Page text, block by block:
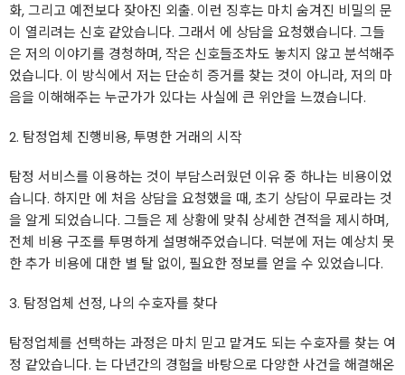
화, 그리고 예전보다 잦아진 외출. 이런 징후는 마치 숨겨진 비밀의 문
이 열리려는 신호 같았습니다. 그래서 에 상담을 요청했습니다. 그들
은 저의 이야기를 경청하며, 작은 신호들조차도 놓치지 않고 분석해주
었습니다. 이 방식에서 저는 단순히 증거를 찾는 것이 아니라, 저의 마
음을 이해해주는 누군가가 있다는 사실에 큰 위안을 느꼈습니다.
2. 탐정업체 진행비용, 투명한 거래의 시작
탐정 서비스를 이용하는 것이 부담스러웠던 이유 중 하나는 비용이었
습니다. 하지만 에 처음 상담을 요청했을 때, 초기 상담이 무료라는 것
을 알게 되었습니다. 그들은 제 상황에 맞춰 상세한 견적을 제시하며,
전체 비용 구조를 투명하게 설명해주었습니다. 덕분에 저는 예상치 못
한 추가 비용에 대한 별 탈 없이, 필요한 정보를 얻을 수 있었습니다.
3. 탐정업체 선정, 나의 수호자를 찾다
탐정업체를 선택하는 과정은 마치 믿고 맡겨도 되는 수호자를 찾는 여
정 같았습니다. 는 다년간의 경험을 바탕으로 다양한 사건을 해결해온